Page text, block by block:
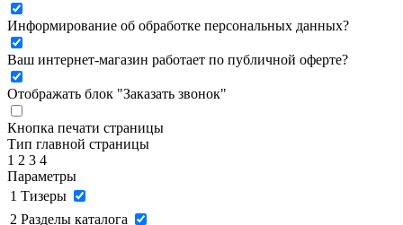
Информирование об обработке персональных данных?
Ваш интернет-магазин работает по публичной оферте?
Отображать блок "Заказать звонок"
Кнопка печати страницы
Тип главной страницы
1 2 3 4
Параметры
1 Тизеры
2 Разделы каталога